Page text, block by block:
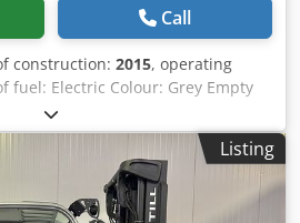
Call
construction: 2015, operating
fuel: Electric Colour: Grey Empty
(LxBxH): 305 x 140 x 280 cm
Lift height: 420 cm Fork
mm - Year: 2015 -
Yes - CE marking present: Yes -
- Serial number: 516329F00201 -
Listing